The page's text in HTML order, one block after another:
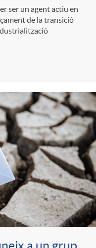
ser un agent actiu en
de la transició